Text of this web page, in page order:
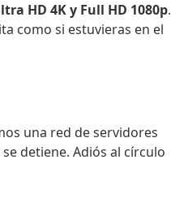
HD 4K y Full HD 1080p.
como si estuvieras en el
una red de servidores
detiene. Adiós al círculo